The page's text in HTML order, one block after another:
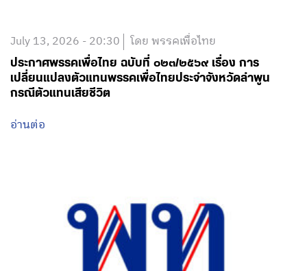
July 13, 2026 - 20:30 โดย พรรคเพื่อไทย
ประกาศพรรคเพื่อไทย ฉบับที่ ๐๒๓/๒๕๖๙ เรื่อง การ
เปลี่ยนแปลงตัวแทนพรรคเพื่อไทยประจำจังหวัดลำพูน
กรณีตัวแทนเสียชีวิต
อ่านต่อ